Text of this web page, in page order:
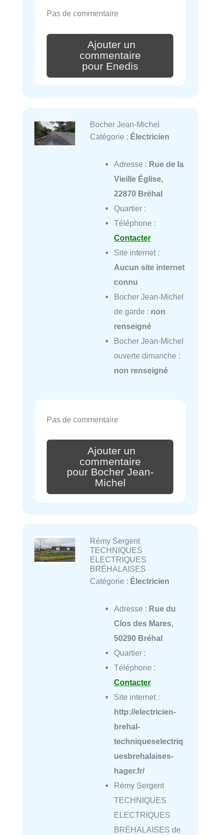
Pas de commentaire
Ajouter un
commentaire
pour Enedis
Bocher Jean-Michel
Catégorie : Électricien
Adresse : Rue de la
Vieille Église,
22870 Bréhal
Quartier :
Téléphone :
Contacter
Site internet :
Aucun site internet
connu
Bocher Jean-Michel
de garde : non
renseigné
Bocher Jean-Michel
ouverte dimanche :
non renseigné
Pas de commentaire
Ajouter un
commentaire
pour Bocher Jean-
Michel
Rémy Sergent
TECHNIQUES
ELECTRIQUES
BRÉHALAISES
Catégorie : Électricien
Adresse : Rue du
Clos des Mares,
50290 Bréhal
Quartier :
Téléphone :
Contacter
Site internet :
http://electricien-
brehal-
techniqueselectriq
uesbrehalaises-
hager.fr/
Rémy Sergent
TECHNIQUES
ELECTRIQUES
BRÉHALAISES de